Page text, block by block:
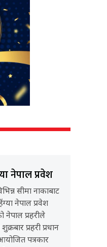
नेपाल प्रवेश
सीमा नाकाबाट
नेपाल प्रवेश
नेपाल प्रहरीले
प्रहरी प्रधान
पत्रकार